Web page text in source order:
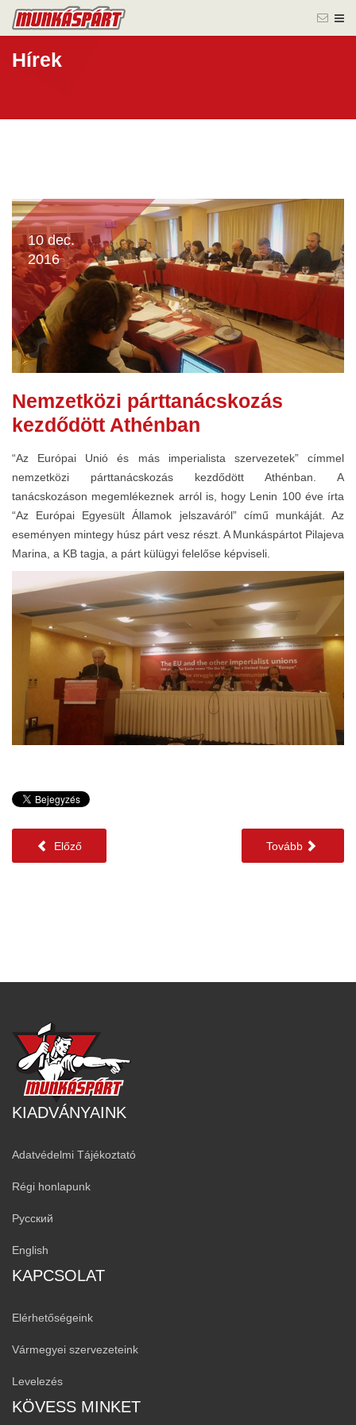
Hírek
10 dec.
2016
Nemzetközi párttanácskozás
kezdődött Athénban
“Az Európai Unió és más imperialista szervezetek” címmel
nemzetközi párttanácskozás kezdődött Athénban. A
tanácskozáson megemlékeznek arról is, hogy Lenin 100 éve írta
“Az Európai Egyesült Államok jelszaváról” című munkáját. Az
eseményen mintegy húsz párt vesz részt. A Munkáspártot Pilajeva
Marina, a KB tagja, a párt külügyi felelőse képviseli.
Előző Tovább
KIADVÁNYAINK
Adatvédelmi Tájékoztató
Régi honlapunk
Русский
English
KAPCSOLAT
Elérhetőségeink
Vármegyei szervezeteink
Levelezés
KÖVESS MINKET